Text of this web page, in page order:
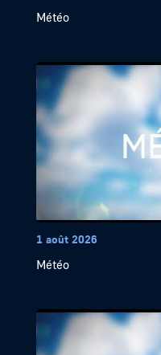
Météo
1 août 2026
Météo